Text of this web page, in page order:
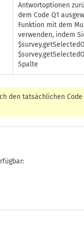
Antwortoptionen
dem Code Q1
Funktion mit dem
verwenden, indem
Spalte
den tatsächlichen